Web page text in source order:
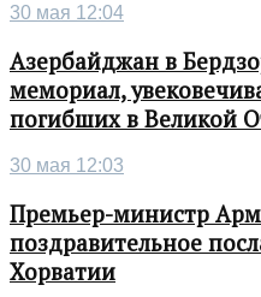
30 мая 12:04
Азербайджан в
мемориал,
погибших в Великой
30 мая 12:03
Премьер-министр
поздравительное
Хорватии